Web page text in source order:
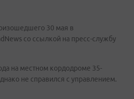
30 мая в
со ссылкой на пресс-службу
на местном кордодроме 35-
не справился с управлением.